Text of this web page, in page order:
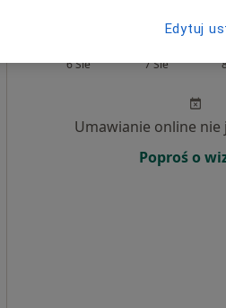
6 Sie 7 Sie
Umawianie online nie
Poproś o
Edytuj